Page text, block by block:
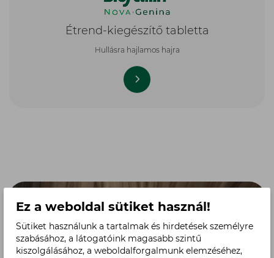
Ez a weboldal sütiket használ!
Sütiket használunk a tartalmak és hirdetések személyre
szabásához, a látogatóink magasabb szintű
kiszolgálásához, a weboldalforgalmunk elemzéséhez,